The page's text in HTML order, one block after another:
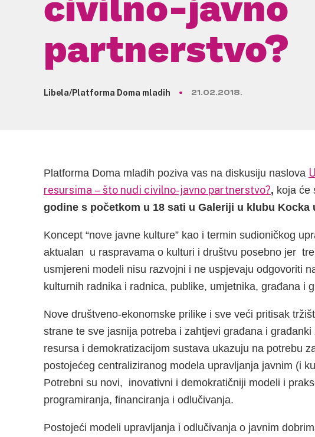
partnerstvo?
Libela/Platforma Doma mladih 21.02.2018.
Platforma Doma mladih poziva vas na diskusiju naslova
resursima – što nudi civilno-javno partnerstvo?, koja će
godine s početkom u 18 sati u Galeriji u klubu Kocka
Koncept “nove javne kulture” kao i termin sudioničkog
aktualan u raspravama o kulturi i društvu posebno jer
usmjereni modeli nisu razvojni i ne uspjevaju odgovoriti
kulturnih radnika i radnica, publike, umjetnika, građana i
Nove društveno-ekonomske prilike i sve veći pritisak
strane te sve jasnija potreba i zahtjevi građana i
resursa i demokratizacijom sustava ukazuju na potrebu
postojećeg centraliziranog modela upravljanja javnim (i
Potrebni su novi, inovativni i demokratičniji modeli i
programiranja, financiranja i odlučivanja.
Postojeći modeli upravljanja i odlučivanja o javnim